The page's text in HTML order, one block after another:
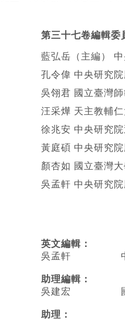
第三十七卷編輯委
藍弘岳（主編）
孔令偉 中央研究
吳翎君 國立臺灣
汪采燁 天主教輔
徐兆安 中央研究
黃庭碩 中央研究
顏杏如 國立臺灣
吳孟軒 中央研究
英文編輯 ：
吳孟軒 中央
助理編輯：
吳建宏 國立臺
助理：